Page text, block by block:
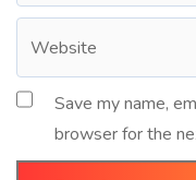
Save my name,
browser for the